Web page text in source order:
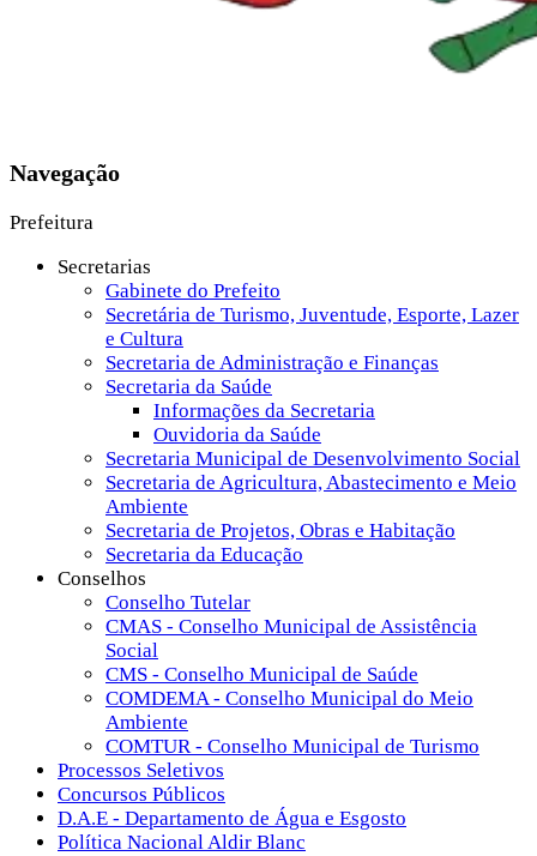
Navegação
Prefeitura
Secretarias
Gabinete do Prefeito
Secretária de Turismo, Juventude, Esporte, Lazer
e Cultura
Secretaria de Administração e Finanças
Secretaria da Saúde
Informações da Secretaria
Ouvidoria da Saúde
Secretaria Municipal de Desenvolvimento Social
Secretaria de Agricultura, Abastecimento e Meio
Ambiente
Secretaria de Projetos, Obras e Habitação
Secretaria da Educação
Conselhos
Conselho Tutelar
CMAS - Conselho Municipal de Assistência
Social
CMS - Conselho Municipal de Saúde
COMDEMA - Conselho Municipal do Meio
Ambiente
COMTUR - Conselho Municipal de Turismo
Processos Seletivos
Concursos Públicos
D.A.E - Departamento de Água e Esgosto
Política Nacional Aldir Blanc